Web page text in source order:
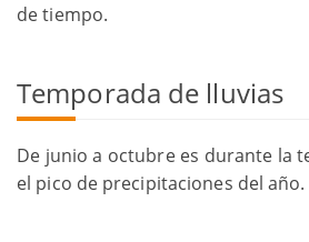
de tiempo.
Temporada de lluvias
De junio a octubre es durante la
el pico de precipitaciones del año.